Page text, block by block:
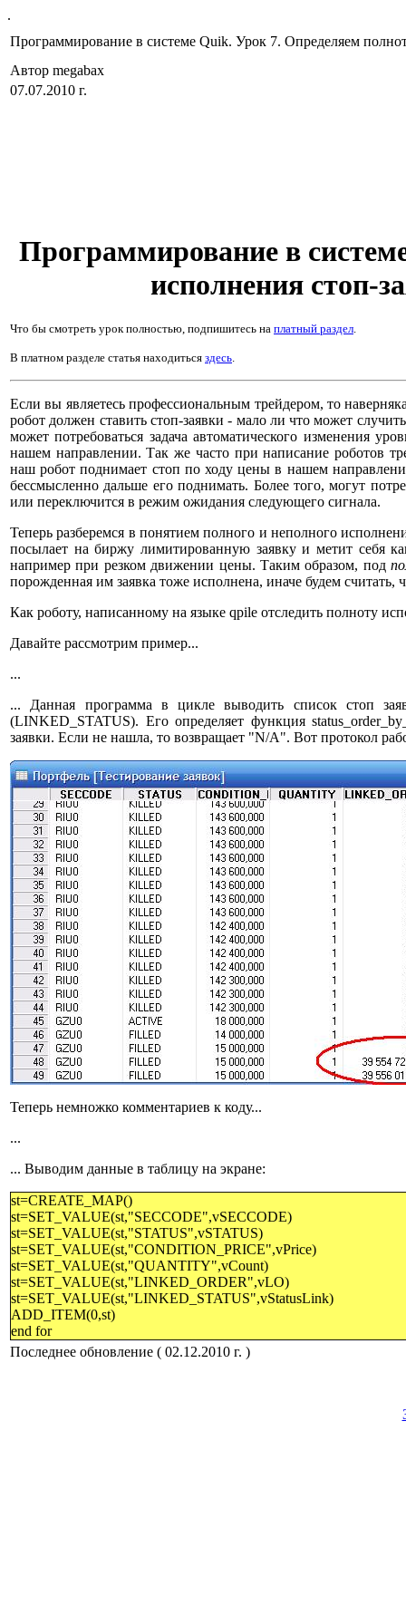
.
Программирование в системе Quik. Урок 7. Определяем
Автор megabax
07.07.2010 г.
Программирование в
исполнения стоп-
Что бы смотреть урок полностью, подпишитесь на платный раздел
В платном разделе статья находиться здесь
Если вы являетесь профессиональным трейдером, то
робот должен ставить стоп-заявки - мало ли что может
может потребоваться задача автоматического изменения
нашем направлении. Так же часто при написание роботов
наш робот поднимает стоп по ходу цены в нашем
бессмысленно дальше его поднимать. Более того, могут
или переключится в режим ожидания следующего сигнала.
Теперь разберемся в понятием полного и неполного
посылает на биржу лимитированную заявку и метит себя
например при резком движении цены. Таким образом, под
порожденная им заявка тоже исполнена, иначе будем считать,
Как роботу, написанному на языке qpile отследить полноту
Давайте рассмотрим пример...
...
... Данная программа в цикле выводить список стоп
(LINKED_STATUS). Его определяет функция
заявки. Если не нашла, то возвращает "N/A". Вот протокол
Теперь немножко комментариев к коду...
...
... Выводим данные в таблицу на экране:
st=CREATE_MAP()
st=SET_VALUE(st,"SECCODE",vSECCODE)
st=SET_VALUE(st,"STATUS",vSTATUS)
st=SET_VALUE(st,"CONDITION_PRICE",vPrice)
st=SET_VALUE(st,"QUANTITY",vCount)
st=SET_VALUE(st,"LINKED_ORDER",vLO)
st=SET_VALUE(st,"LINKED_STATUS",vStatusLink)
ADD_ITEM(0,st)
end for
Последнее обновление ( 02.12.2010 г. )